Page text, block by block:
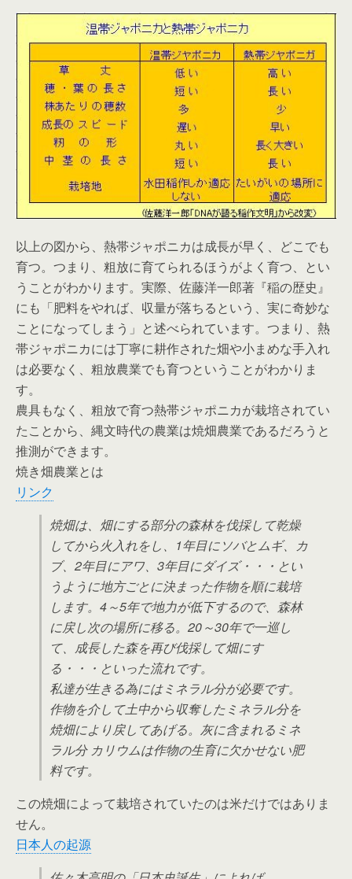
以上の図から、熱帯ジャポニカは成長が早く、どこでも
育つ。つまり、粗放に育てられるほうがよく育つ、とい
うことがわかります。実際、佐藤洋一郎著『稲の歴史』
にも「肥料をやれば、収量が落ちるという、実に奇妙な
ことになってしまう」と述べられています。つまり、熱
帯ジャポニカには丁寧に耕作された畑や小まめな手入れ
は必要なく、粗放農業でも育つということがわかりま
す。
農具もなく、粗放で育つ熱帯ジャポニカが栽培されてい
たことから、縄文時代の農業は焼畑農業であるだろうと
推測ができます。
焼き畑農業とは
リンク
焼畑は、畑にする部分の森林を伐採して乾燥
してから火入れをし、1年目にソバとムギ、カ
ブ、2年目にアワ、3年目にダイズ・・・とい
うように地方ごとに決まった作物を順に栽培
します。4～5年で地力が低下するので、森林
に戻し次の場所に移る。20～30年で一巡し
て、成長した森を再び伐採して畑にす
る・・・といった流れです。
私達が生きる為にはミネラル分が必要です。
作物を介して土中から収奪したミネラル分を
焼畑により戻してあげる。灰に含まれるミネ
ラル分 カリウムは作物の生育に欠かせない肥
料です。
この焼畑によって栽培されていたのは米だけではありま
せん。
日本人の起源